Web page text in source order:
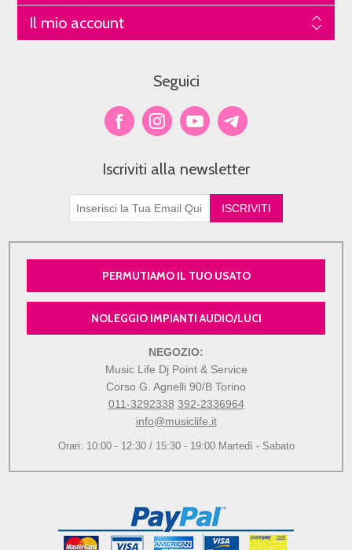
Il mio account
Seguici
Iscriviti alla newsletter
PERMUTIAMO IL TUO USATO
NOLEGGIO IMPIANTI AUDIO/LUCI
NEGOZIO:
Music Life Dj Point & Service
Corso G. Agnelli 90/B Torino
011-3292338 392-2336964
info@musiclife.it
Orari: 10:00 - 12:30 / 15:30 - 19:00 Martedì - Sabato